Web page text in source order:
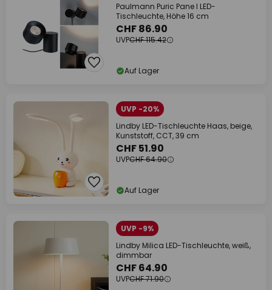
Paulmann Puric Pane I LED-
Tischleuchte, Höhe 16 cm
CHF 86.90
UVPCHF 115.42
Auf Lager
UVP -20%
Lindby LED-Tischleuchte Haas, beige,
Kunststoff, CCT, 39 cm
CHF 51.90
UVPCHF 64.90
Auf Lager
UVP -9%
Lindby Milica LED-Tischleuchte, weiß,
dimmbar
CHF 64.90
UVPCHF 71.90